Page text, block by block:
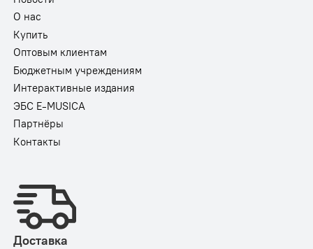
О нас
Купить
Оптовым клиентам
Бюджетным учреждениям
Интерактивные издания
ЭБС E-MUSICA
Партнёры
Контакты
Доставка